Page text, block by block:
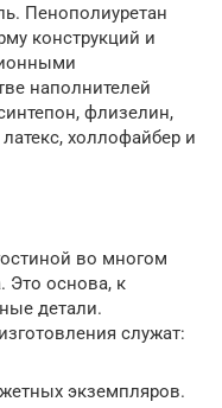
Пенополиуретан
конструкций и
наполнителей
флизелин,
холлофайбер и
во многом
Это основа, к
детали.
служат:
экземпляров.